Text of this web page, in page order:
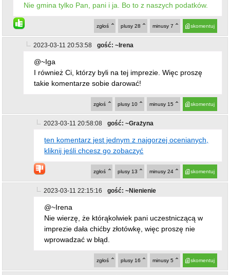
Nie gmina tylko Pan, pani i ja. Bo to z naszych podatków.
skomentuj
minusy 7
plusy 28
zgłoś
2023-03-11 20:53:58 gość: ~Irena
@~Iga
I również Ci, którzy byli na tej imprezie. Więc proszę
takie komentarze sobie darować!
skomentuj
minusy 15
plusy 10
zgłoś
2023-03-11 20:58:08 gość: ~Grażyna
ten komentarz jest jednym z najgorzej ocenianych,
kliknij jeśli chcesz go zobaczyć
skomentuj
minusy 24
plusy 13
zgłoś
2023-03-11 22:15:16 gość: ~Nienienie
@~Irena
Nie wierzę, że którąkolwiek pani uczestniczącą w
imprezie dała chićby złotówkę, więc proszę nie
wprowadzać w błąd.
skomentuj
minusy 5
plusy 16
zgłoś